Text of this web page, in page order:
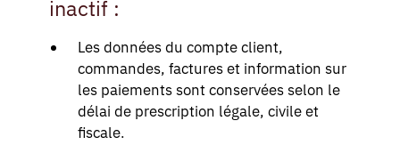
inactif :
Les données du compte client,
commandes, factures et information sur
les paiements sont conservées selon le
délai de prescription légale, civile et
fiscale.